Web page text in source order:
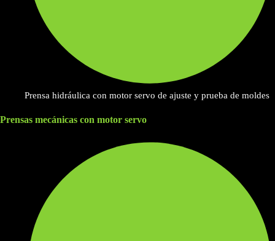
Prensa hidráulica con motor servo de ajuste y prueba de moldes
Prensas mecánicas con motor servo